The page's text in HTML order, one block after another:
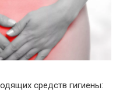
средств гигиены: